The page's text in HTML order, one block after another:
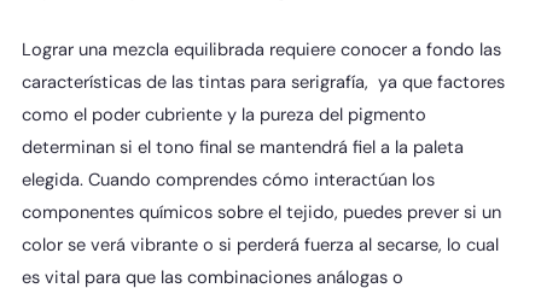
Lograr una mezcla equilibrada requiere conocer a fondo las
características de las tintas para serigrafía, ya que factores
como el poder cubriente y la pureza del pigmento
determinan si el tono final se mantendrá fiel a la paleta
elegida. Cuando comprendes cómo interactúan los
componentes químicos sobre el tejido, puedes prever si un
color se verá vibrante o si perderá fuerza al secarse, lo cual
es vital para que las combinaciones análogas o